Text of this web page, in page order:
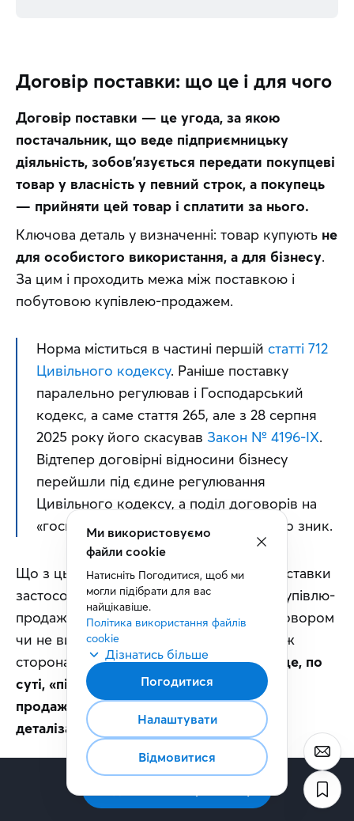
Договір поставки: що це і для чого
Договір поставки — це угода, за якою
постачальник, що веде підприємницьку
діяльність, зобов’язується передати покупцеві
товар у власність у певний строк, а покупець
— прийняти цей товар і сплатити за нього.
Ключова деталь у визначенні: товар купують не
для особистого використання, а для бізнесу.
За цим і проходить межа між поставкою і
побутовою купівлею-продажем.
Норма міститься в частині першій статті 712
Цивільного кодексу. Раніше поставку
паралельно регулював і Господарський
кодекс, а саме стаття 265, але з 28 серпня
2025 року його скасував Закон № 4196-IX.
Відтепер договірні відносини бізнесу
перейшли під єдине регулювання
Цивільного кодексу, а поділ договорів на
«господарські» та «цивільні» фактично зник.
Що з цього випливає практично? До поставки
застосовують загальні положення про купівлю-
продаж, якщо інше не встановлено договором
чи не випливає з характеру відносин між
сторонами. Тобто договір поставки — це, по
суті, «підприємницька» версія купівлі-
продажу з підвищеними вимогами до
деталізації.
Читайте також:
Товариство з обмеженою відповідальністю (ТОВ):
перші кроки до успішного бізнесу
Ми використовуємо
файли cookie
Натисніть Погодитися, щоб ми
могли підібрати для вас
найцікавіше.
Політика використання файлів
cookie
Дізнатись більше
Погодитися
Налаштувати
Відмовитися